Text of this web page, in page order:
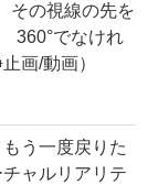
その視線の先を
360°でなけれ
画/動画）
う一度戻りた
ャルリアリテ